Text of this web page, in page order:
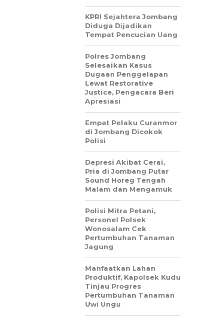
KPRI Sejahtera Jombang
Diduga Dijadikan
Tempat Pencucian Uang
Polres Jombang
Selesaikan Kasus
Dugaan Penggelapan
Lewat Restorative
Justice, Pengacara Beri
Apresiasi
Empat Pelaku Curanmor
di Jombang Dicokok
Polisi
Depresi Akibat Cerai,
Pria di Jombang Putar
Sound Horeg Tengah
Malam dan Mengamuk
Polisi Mitra Petani,
Personel Polsek
Wonosalam Cek
Pertumbuhan Tanaman
Jagung
Manfaatkan Lahan
Produktif, Kapolsek Kudu
Tinjau Progres
Pertumbuhan Tanaman
Uwi Ungu